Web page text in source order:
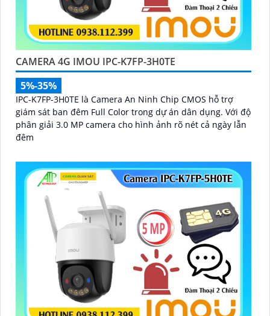
CAMERA 4G IMOU IPC-K7FP-3H0TE
5%-35%
IPC-K7FP-3H0TE là Camera An Ninh Chip CMOS hỗ trợ
giám sát ban đêm Full Color trong dự án dân dụng. Với độ
phân giải 3.0 MP camera cho hình ảnh rõ nét cả ngày lẫn
đêm